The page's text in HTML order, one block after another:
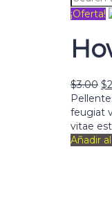
¡Oferta!
$3.00 $
feugiat
vitae
Añadir